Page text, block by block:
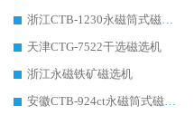
浙江CTB-1230永磁筒式磁选机生产厂家
天津CTG-7522干选磁选机
浙江永磁铁矿磁选机
安徽CTB-924ct永磁筒式磁选机